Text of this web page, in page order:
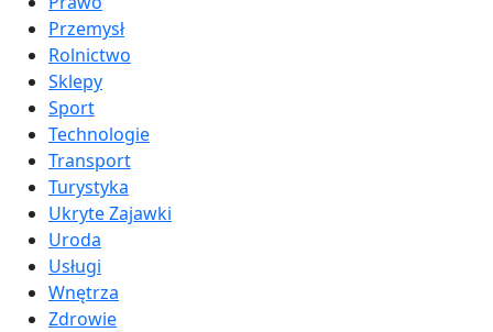
Przemysł
Rolnictwo
Sklepy
Sport
Technologie
Transport
Turystyka
Ukryte Zajawki
Uroda
Usługi
Wnętrza
Zdrowie